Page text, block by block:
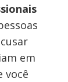
em
você